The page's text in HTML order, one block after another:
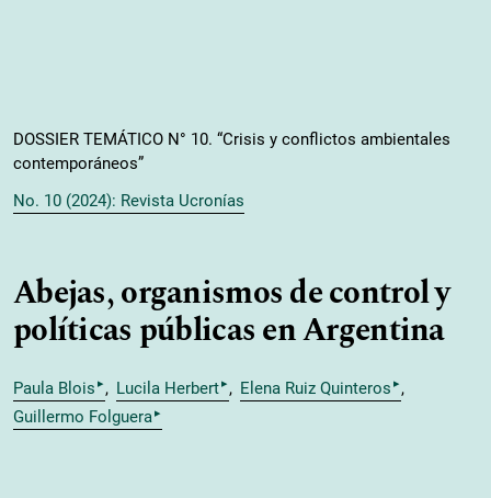
DOSSIER TEMÁTICO N° 10. “Crisis y conflictos ambientales
contemporáneos”
No. 10 (2024): Revista Ucronías
Abejas, organismos de control y
políticas públicas en Argentina
Paula Blois ▸ Lucila Herbert▸ Elena Ruiz Quinteros ▸
Guillermo Folguera▸